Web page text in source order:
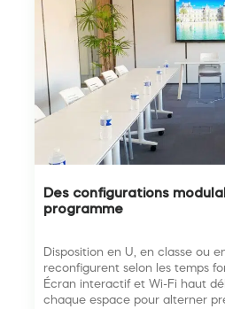
Des configurations
programme
Disposition en U, en classe ou
reconfigurent selon les temps
Écran interactif et Wi-Fi haut
chaque espace pour alterner